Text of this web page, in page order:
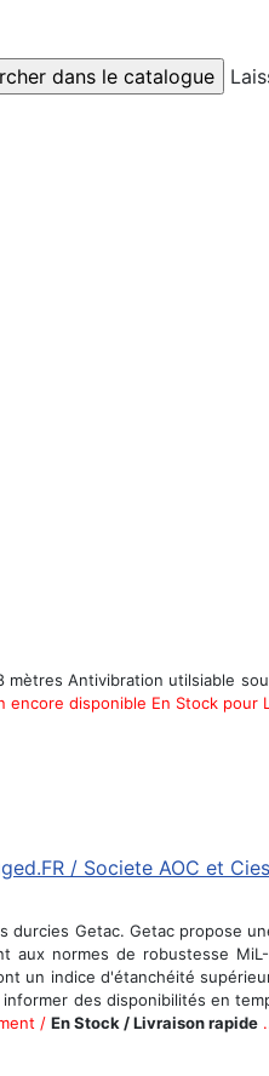
Antivibration utilsiable
encore disponible En Stock pour
durcies Getac. Getac propose
normes de robustesse
un indice d'étanchéité
des disponibilités en
/ En Stock / Livraison rapide